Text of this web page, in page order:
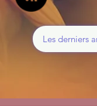
Les derniers